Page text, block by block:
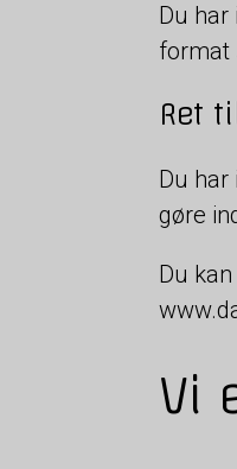
Du
format
Ret
Du har
gøre
Du
Vi